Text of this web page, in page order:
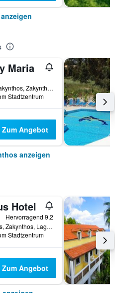
Maria
Tsilivi ; Zakynthos, Zakynthos, Griechenland
Stadtzentrum
Zum Angebot
anzeigen
Hotel
Hervorragend 9,2
| Laganas, Zakynthos, Laganas 29092, Greece, Zakynthos, Griechenland
Stadtzentrum
Zum Angebot